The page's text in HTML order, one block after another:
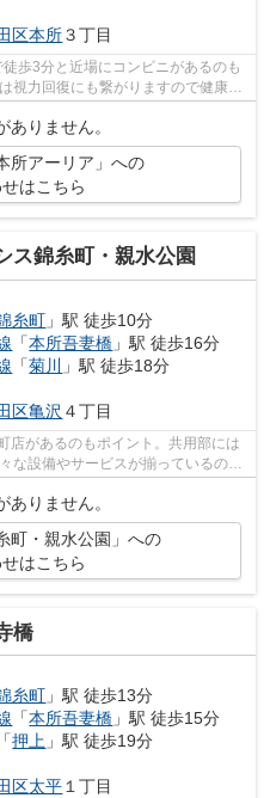
区本所３丁目
歩3分と近場にコンビニがあるのも
視力回復にも繋がりますので健康的
ありません。
所アーリア」への
はこちら
ス錦糸町・親水公園
糸町 」駅 徒歩10分
「本所吾妻橋 」駅 徒歩16分
「菊川
」駅 徒歩18分
区亀沢 ４丁目
店があるのもポイント。共用部には
な設備やサービスが揃っているので
ありません。
町・親水公園」への
はこちら
橋
糸町 」駅 徒歩13分
「本所吾妻橋 」駅 徒歩15分
「押上 」駅 徒歩19分
区太平１丁目